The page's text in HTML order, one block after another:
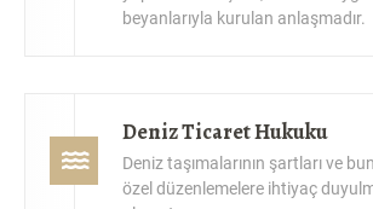
Deniz taşımalarının şartları ve
özel düzenlemelere ihtiyaç
olmuştur.